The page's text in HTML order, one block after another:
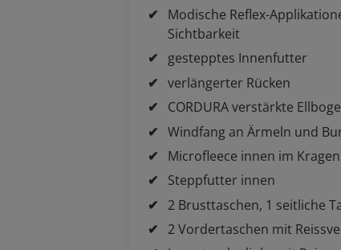
Modische Reflex-
Sichtbarkeit
gestepptes Innenfutter
verlängerter Rücken
CORDURA verstärkte
Windfang an Ärmeln und
Microfleece innen im Kragen
Steppfutter innen
2 Brusttaschen, 1 seitliche
2 Vordertaschen mit